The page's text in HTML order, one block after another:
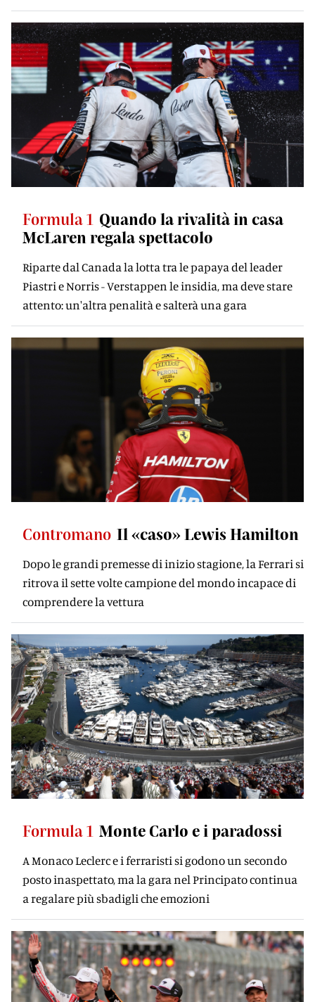
Formula 1 Quando la rivalità in casa
McLaren regala spettacolo
Riparte dal Canada la lotta tra le papaya del leader
Piastri e Norris - Verstappen le insidia, ma deve stare
attento: un'altra penalità e salterà una gara
Contromano Il «caso» Lewis Hamilton
Dopo le grandi premesse di inizio stagione, la Ferrari si
ritrova il sette volte campione del mondo incapace di
comprendere la vettura
Formula 1 Monte Carlo e i paradossi
A Monaco Leclerc e i ferraristi si godono un secondo
posto inaspettato, ma la gara nel Principato continua
a regalare più sbadigli che emozioni